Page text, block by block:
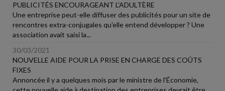
PUBLICITÉS ENCOURAGEANT L'ADULTÈRE
Une entreprise peut-elle diffuser des publicités pour un site de
rencontres extra-conjugales qu'elle entend développer ? Une
association avait saisi la...
30/03/2021
NOUVELLE AIDE POUR LA PRISE EN CHARGE DES COÛTS
FIXES
Annoncée il y a quelques mois par le ministre de l'Économie,